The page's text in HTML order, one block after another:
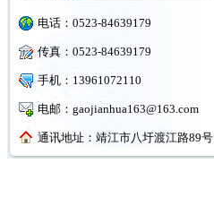
电话：0523-84639179
传真：0523-84639179
手机：13961072110
电邮：gaojianhua163@163.com
通讯地址：靖江市八圩渡江路89号